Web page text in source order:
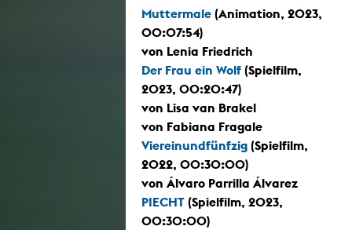
Muttermale (Animation, 2023,
00:07:54)
von Lenia Friedrich
Der Frau ein Wolf (Spielfilm,
2023, 00:20:47)
von Lisa van Brakel
von Fabiana Fragale
Viereinundfünfzig (Spielfilm,
2022, 00:30:00)
von Álvaro Parrilla Álvarez
PIECHT (Spielfilm, 2023,
00:30:00)